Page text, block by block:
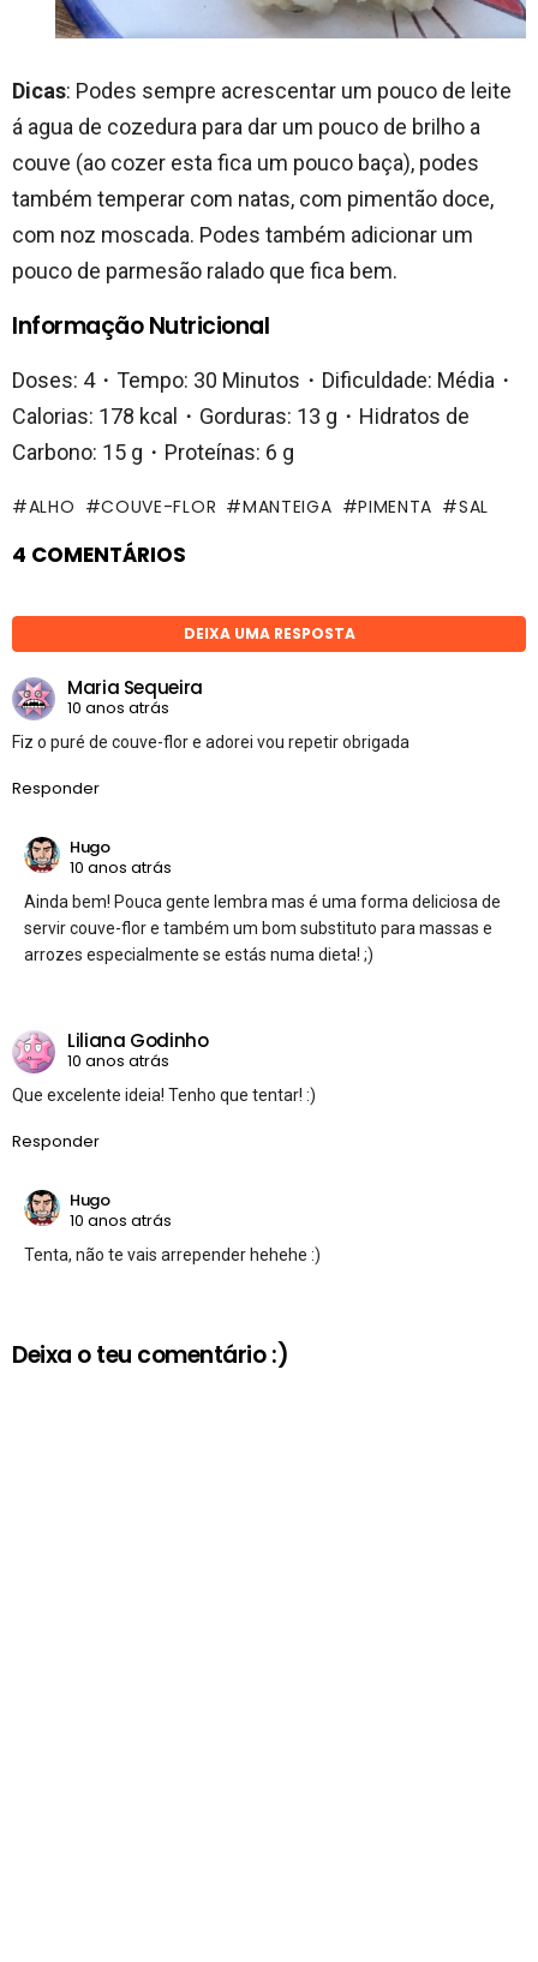
Dicas: Podes sempre acrescentar um pouco de leite
á agua de cozedura para dar um pouco de brilho a
couve (ao cozer esta fica um pouco baça), podes
também temperar com natas, com pimentão doce,
com noz moscada. Podes também adicionar um
pouco de parmesão ralado que fica bem.
Informação Nutricional
Doses: 4・Tempo: 30 Minutos・Dificuldade: Média・
Calorias: 178 kcal・Gorduras: 13 g・Hidratos de
Carbono: 15 g・Proteínas: 6 g
ALHO COUVE-FLOR MANTEIGA PIMENTA SAL
4 COMENTÁRIOS
DEIXA UMA RESPOSTA
Maria Sequeira
10 anos atrás
Fiz o puré de couve-flor e adorei vou repetir obrigada
Responder
Hugo
10 anos atrás
Ainda bem! Pouca gente lembra mas é uma forma deliciosa de
servir couve-flor e também um bom substituto para massas e
arrozes especialmente se estás numa dieta! ;)
Liliana Godinho
10 anos atrás
Que excelente ideia! Tenho que tentar! :)
Responder
Hugo
10 anos atrás
Tenta, não te vais arrepender hehehe :)
Deixa o teu comentário :)